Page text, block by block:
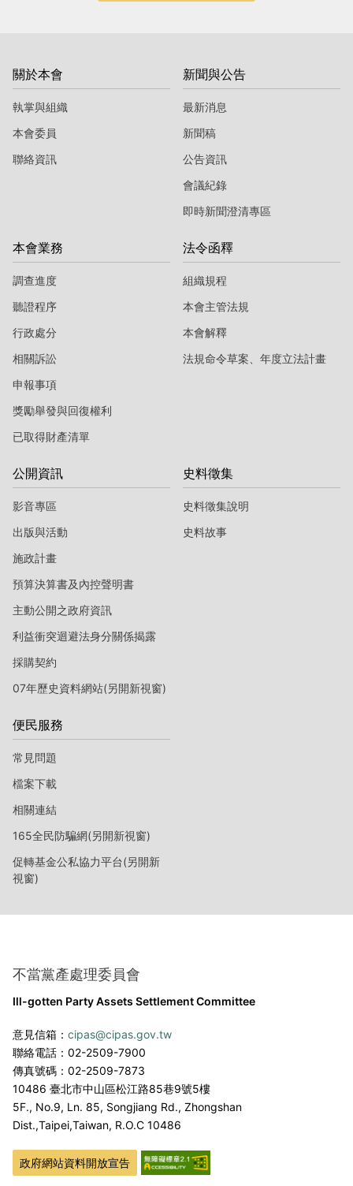
關於本會
執掌與組織
本會委員
聯絡資訊
新聞與公告
最新消息
新聞稿
公告資訊
會議紀錄
即時新聞澄清專區
本會業務
調查進度
聽證程序
行政處分
相關訴訟
申報事項
獎勵舉發與回復權利
已取得財產清單
法令函釋
組織規程
本會主管法規
本會解釋
法規命令草案、年度立法計畫
公開資訊
影音專區
出版與活動
施政計畫
預算決算書及內控聲明書
主動公開之政府資訊
利益衝突迴避法身分關係揭露
採購契約
07年歷史資料網站(另開新視窗)
史料徵集
史料徵集說明
史料故事
便民服務
常見問題
檔案下載
相關連結
165全民防騙網(另開新視窗)
促轉基金公私協力平台(另開新
視窗)
不當黨產處理委員會
Ill-gotten Party Assets Settlement Committee
意見信箱： cipas@cipas.gov.tw
聯絡電話：02-2509-7900
傳真號碼：02-2509-7873
10486 臺北市中山區松江路85巷9號5樓
5F., No.9, Ln. 85, Songjiang Rd., Zhongshan
Dist.,Taipei,Taiwan, R.O.C 10486
政府網站資料開放宣告